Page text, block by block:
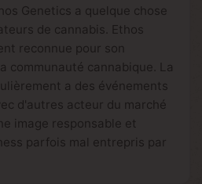
Genetics a quelque chose
de cannabis. Ethos
reconnue pour son
communauté cannabique. La
a des événements
d'autres acteur du marché
image responsable et
parfois mal entrepris par